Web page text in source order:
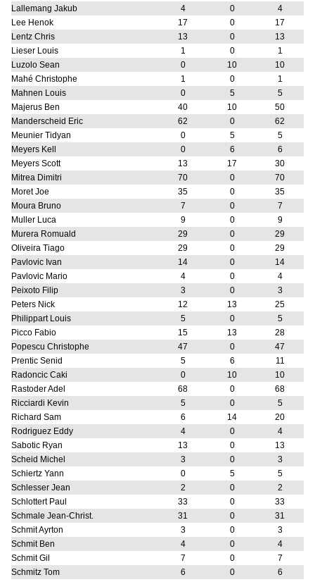
Lallemang Jakub
4 0
4
Lee Henok
17 0
17
Lentz Chris
13 0
13
Lieser Louis
1 0
1
Luzolo Sean
0 10
10
Mahé Christophe
1 0
1
Mahnen Louis
0 5
5
Majerus Ben
40 10
50
Manderscheid Eric
62 0
62
Meunier Tidyan
0 5
5
Meyers Kell
0 6
6
Meyers Scott
13 17
30
Mitrea Dimitri
70 0
70
Moret Joe
35 0
35
Moura Bruno
7 0
7
Muller Luca
9 0
9
Murera Romuald
29 0
29
Oliveira Tiago
29 0
29
Pavlovic Ivan
14 0
14
Pavlovic Mario
4 0
4
Peixoto Filip
3 0
3
Peters Nick
12 13
25
Philippart Louis
5 0
5
Picco Fabio
15 13
28
Popescu Christophe
47 0
47
Prentic Senid
5 6
11
Radoncic Caki
0 10
10
Rastoder Adel
68 0
68
Ricciardi Kevin
5 0
5
Richard Sam
6 14
20
Rodriguez Eddy
4 0
4
Sabotic Ryan
13 0
13
Scheid Michel
3 0
3
Schiertz Yann
0 5
5
Schlesser Jean
2 0
2
Schlottert Paul
33 0
33
Schmale Jean-Christ.
31 0
31
Schmit Ayrton
3 0
3
Schmit Ben
4 0
4
Schmit Gil
7 0
7
Schmitz Tom
6 0
6